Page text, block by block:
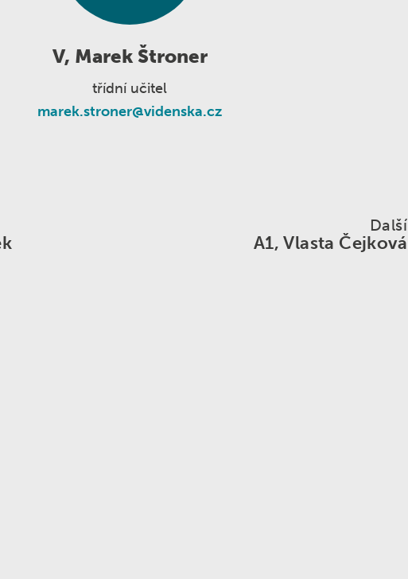
Škola v přírodě
Školní poradenské pracoviště
V, Marek Štroner
třídní učitel
marek.stroner@videnska.cz
Další
A1, Vlasta Čejková